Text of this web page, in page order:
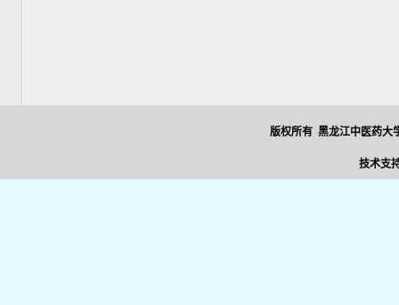
版权所有 黑龙江中医药大
技术支